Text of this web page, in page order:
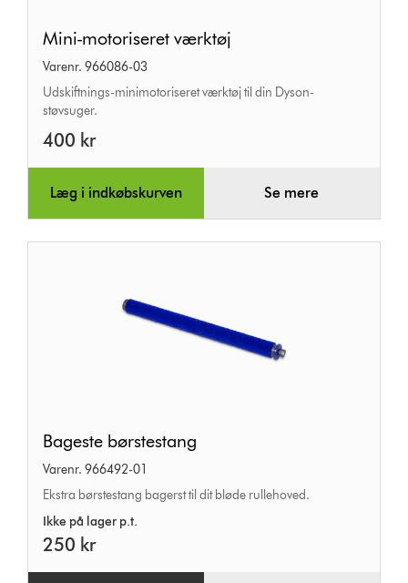
motoriseret
værktøj
Mini-motoriseret værktøj
Varenr. 966086-03
Udskiftnings-minimotoriseret værktøj til din Dyson-
støvsuger.
400 kr
Læg i indkøbskurven Se mere
børstestang
Bageste børstestang
Varenr. 966492-01
Ekstra børstestang bagerst til dit bløde rullehoved.
Ikke på lager p.t.
250 kr